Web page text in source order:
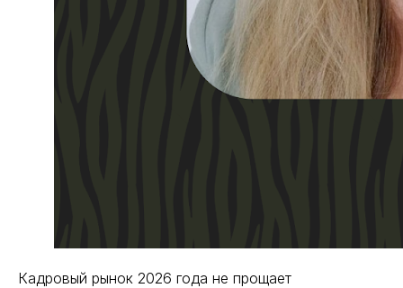
Кадровый рынок 2026 года не прощает